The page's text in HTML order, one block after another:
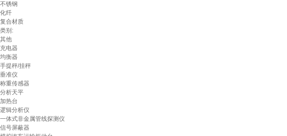
不锈钢
化纤
复合材质
类别:
其他
充电器
均衡器
手提秤/挂秤
垂准仪
称重传感器
分析天平
加热台
逻辑分析仪
一体式非金属管线探测仪
信号屏蔽器